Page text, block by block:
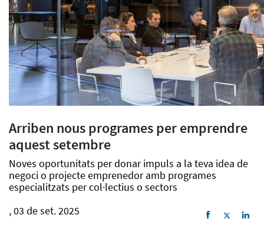
Arriben nous programes per emprendre
aquest setembre
Noves oportunitats per donar impuls a la teva idea de
negoci o projecte emprenedor amb programes
especialitzats per col·lectius o sectors
, 03 de set. 2025